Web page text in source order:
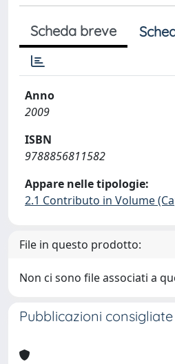
Scheda breve
Anno
2009
ISBN
9788856811582
Appare nelle tipologie:
2.1 Contributo in Volume
File in questo prodotto:
Non ci sono file associati a
Pubblicazioni consigliate